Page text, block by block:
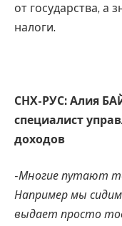
от государства, а
налоги.
СНХ-РУС: Алия
специалист
доходов
-Многие путают
Например мы
выдает просто